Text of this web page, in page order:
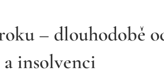
– dlouhodobě
insolvenci